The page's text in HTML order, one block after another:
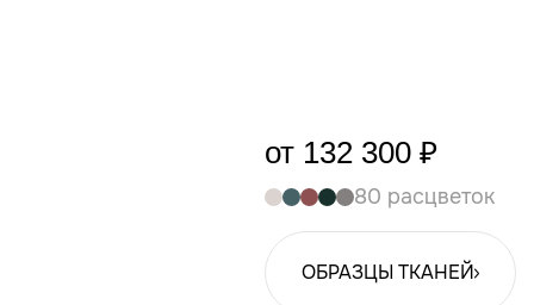
от 132 300 ₽
80 расцветок
ОБРАЗЦЫ ТКАНЕЙ